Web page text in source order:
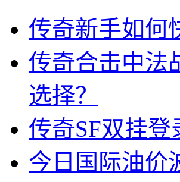
传奇新手如何
传奇合击中法
选择？
传奇SF双挂
今日国际油价